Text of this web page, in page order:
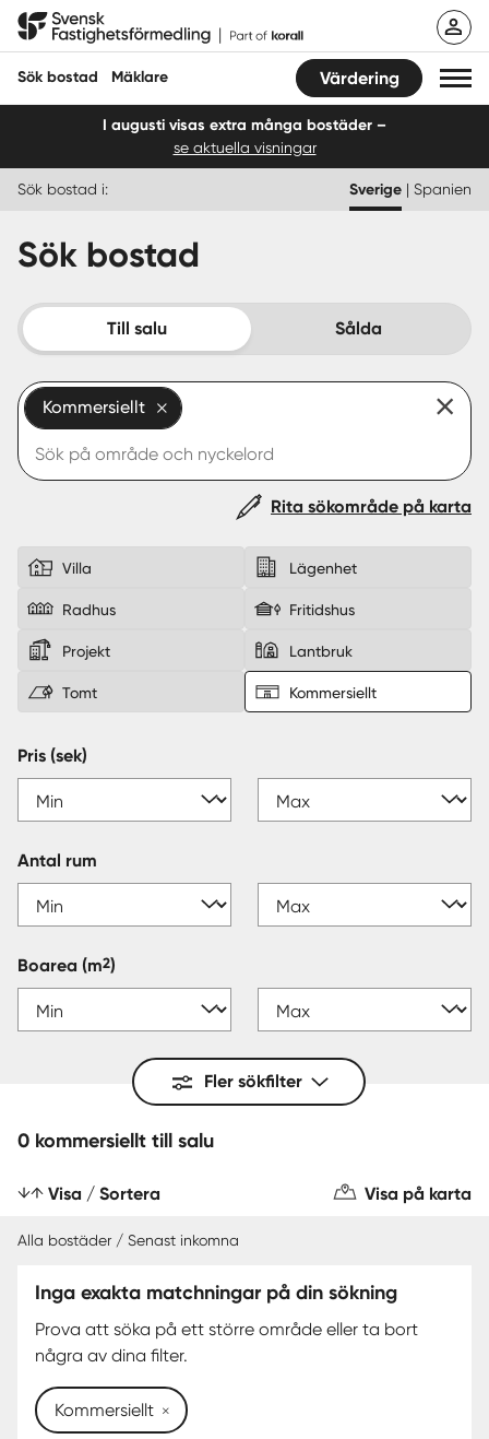
Hoppa
Svensk Fastighetsförmedling
Sök bostad Mäklare Värdering
Sälja
Köpa
Start
Logga in
I augusti visas extra många bostäder –
se aktuella visningar
Sök bostad i: Sverige | Spanien
Sök bostad
Till salu Sålda
Kommersiellt
Rita sökområde på karta
Villa Lägenhet
Radhus Fritidshus
Projekt Lantbruk
Tomt Kommersiellt
Pris (sek)
Antal rum
Boarea (m2)
Fler sökfilter
0 kommersiellt till salu
Visa / Sortera Visa på karta
Alla bostäder / Senast inkomna
Inga exakta matchningar på din sökning
Prova att söka på ett större område eller ta bort
några av dina filter.
Kommersiellt